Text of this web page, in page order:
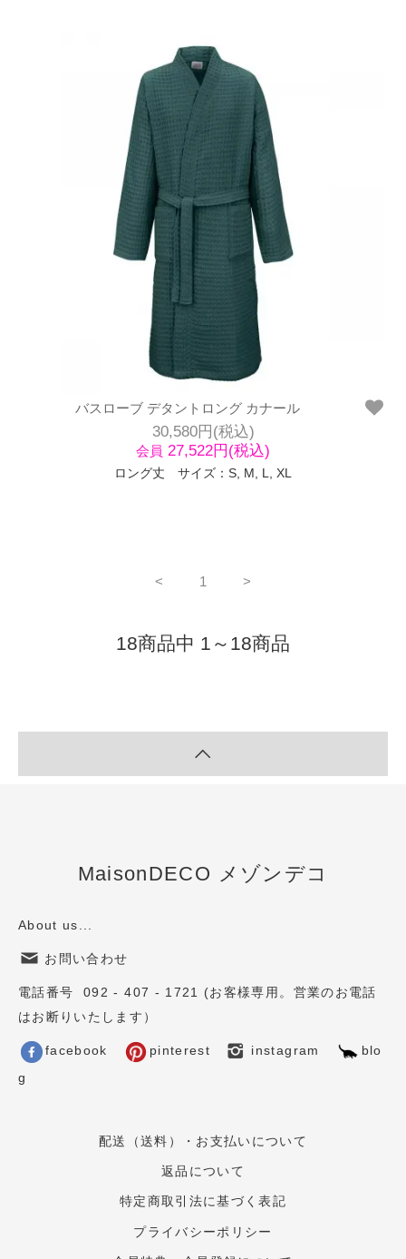
バスローブ デタントロング カナール
30,580円(税込)
会員 27,522円(税込)
ロング丈 サイズ：S, M, L, XL
< 1 >
18商品中 1～18商品
MaisonDECO メゾンデコ
About us...
お問い合わせ
電話番号 092 - 407 - 1721 (お客様専用。営業のお電話
はお断りいたします）
facebook pinterest instagram
blo
g
配送（送料）・お支払いについて
返品について
特定商取引法に基づく表記
プライバシーポリシー